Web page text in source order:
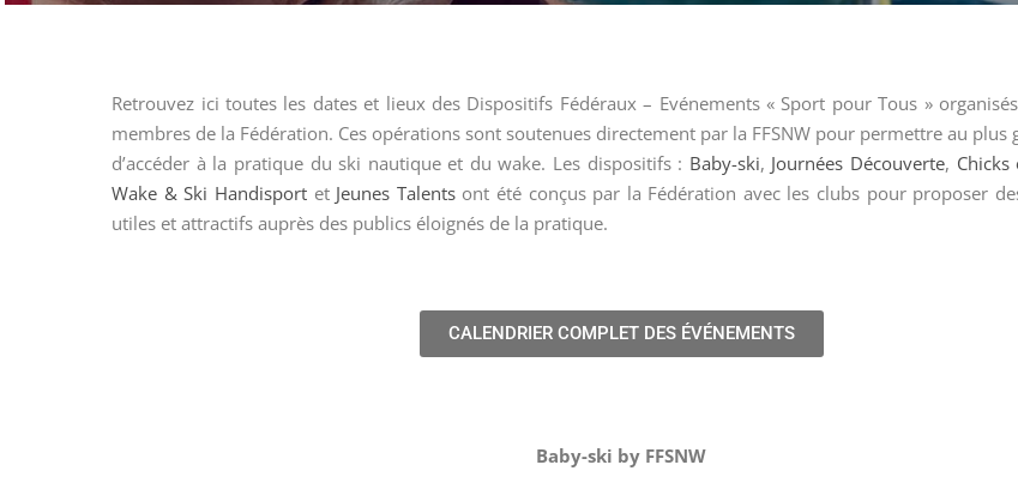
Retrouvez ici toutes les dates et lieux des Dispositifs Fédéraux – Evénements « Sport pour Tous »
membres de la Fédération. Ces opérations sont soutenues directement par la FFSNW pour permettre au plus
d’accéder à la pratique du ski nautique et du wake. Les dispositifs : Baby-ski, Journées Découverte,
Wake & Ski Handisport et Jeunes Talentsont été conçus par la Fédération avec les clubs pour proposer
utiles et attractifs auprès des publics éloignés de la pratique.
CALENDRIER COMPLET DES ÉVÉNEMENTS
Baby-ski by FFSNW